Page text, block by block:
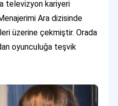
televizyon kariyeri
Ara dizisinde
üzerine çekmiştir. Orada
oyunculuğa teşvik